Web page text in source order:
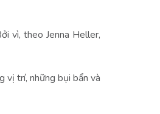
vì, theo Jenna Heller,
vị trí, những bụi bẩn và